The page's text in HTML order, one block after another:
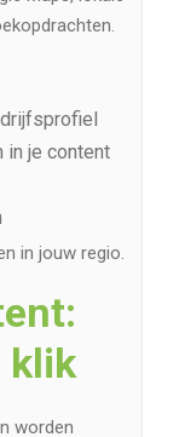
in je content
in jouw regio.
klik
worden